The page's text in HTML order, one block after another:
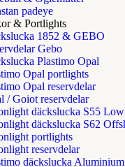
padeye
& Portlights
1852 & GEBO
Gebo
Plastimo Opal
Opal portlights
Opal reservdelar
/ Goiot reservdelar
däckslucka S55
däckslucka S62
portlights
reservdelar
däckslucka Aluminium